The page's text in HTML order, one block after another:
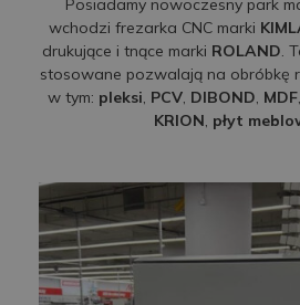
Posiadamy nowoczesny park
wchodzi frezarka CNC marki
drukujące i tnące marki ROLAND.
stosowane pozwalają na obróbkę
w tym: pleksi, PCV, DIBOND, MDF,
KRION, płyt